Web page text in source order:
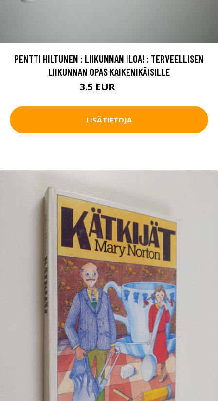
PENTTI HILTUNEN : LIIKUNNAN ILOA! : TERVEELLISEN
LIIKUNNAN OPAS KAIKENIKÄISILLE
3.5 EUR
LISÄTIETOJA